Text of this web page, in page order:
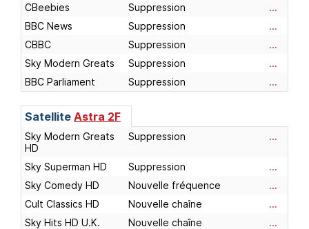
CBeebies
Suppression
...
BBC News
Suppression
...
CBBC
Suppression
...
Sky Modern Greats
Suppression
...
BBC Parliament
Suppression ...
Satellite Astra 2F
Sky Modern Greats
HD
Suppression ...
Sky Superman HD Suppression
...
Sky Comedy HD
Nouvelle fréquence
...
Cult Classics HD
Nouvelle chaîne
...
Sky Hits HD U.K.
Nouvelle chaîne ...